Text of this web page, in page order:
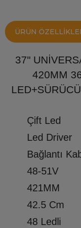
ÜRÜN
37"
420MM
Çift Led
Led Driver
Bağlantı
48-51V
421MM
42.5 Cm
48 Ledli